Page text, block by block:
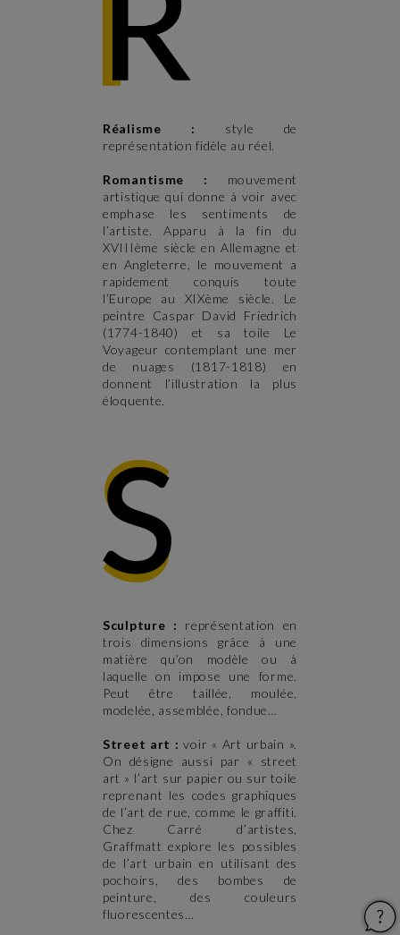
Réalisme : style de
représentation fidèle au réel.
Romantisme : mouvement
artistique qui donne à voir avec
emphase les sentiments de
l’artiste. Apparu à la fin du
XVIIIème siècle en Allemagne et
en Angleterre, le mouvement a
rapidement conquis toute
l’Europe au XIXème siècle. Le
peintre Caspar David Friedrich
(1774-1840) et sa toile Le
Voyageur contemplant une mer
de nuages (1817-1818) en
donnent l’illustration la plus
éloquente.
Sculpture : représentation en
trois dimensions grâce à une
matière qu’on modèle ou à
laquelle on impose une forme.
Peut être taillée, moulée,
modelée, assemblée, fondue…
Street art :voir « Art urbain ».
On désigne aussi par « street
art » l’art sur papier ou sur toile
reprenant les codes graphiques
de l’art de rue, comme le graffiti.
Chez Carré d’artistes,
Graffmatt explore les possibles
de l’art urbain en utilisant des
pochoirs, des bombes de
peinture, des couleurs
fluorescentes…